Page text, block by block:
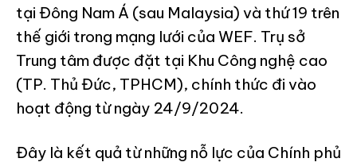
tại Đông Nam Á (sau Malaysia) và thứ 19 trên
thế giới trong mạng lưới của WEF. Trụ sở
Trung tâm được đặt tại Khu Công nghệ cao
(TP. Thủ Đức, TPHCM), chính thức đi vào
hoạt động từ ngày 24/9/2024.
Đây là kết quả từ những nỗ lực của Chính phủ